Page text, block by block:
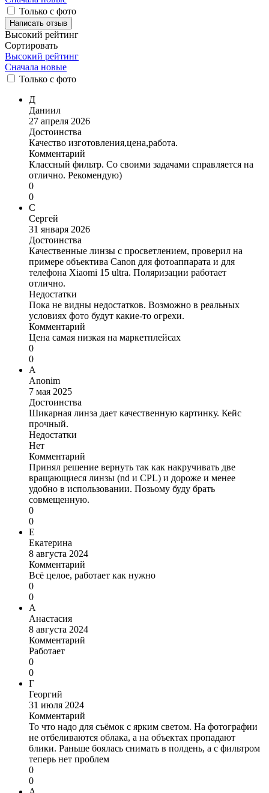
Только с фото
Написать отзыв
Высокий рейтинг
Сортировать
Высокий рейтинг
Сначала новые
Только с фото
Д
Даниил
27 апреля 2026
Достоинства
Качество изготовления,цена,работа.
Комментарий
Классный фильтр. Со своими задачами справляется на
отлично. Рекомендую)
0
0
С
Сергей
31 января 2026
Достоинства
Качественные линзы с просветлением, проверил на
примере объектива Canon для фотоаппарата и для
телефона Xiaomi 15 ultra. Поляризации работает
отлично.
Недостатки
Пока не видны недостатков. Возможно в реальных
условиях фото будут какие-то огрехи.
Комментарий
Цена самая низкая на маркетплейсах
0
0
A
Anonim
7 мая 2025
Достоинства
Шикарная линза дает качественную картинку. Кейс
прочный.
Недостатки
Нет
Комментарий
Принял решение вернуть так как накручивать две
вращающиеся линзы (nd и CPL) и дороже и менее
удобно в использовании. Позьому буду брать
совмещенную.
0
0
Е
Екатерина
8 августа 2024
Комментарий
Всё целое, работает как нужно
0
0
А
Анастасия
8 августа 2024
Комментарий
Работает
0
0
Г
Георгий
31 июля 2024
Комментарий
То что надо для съёмок с ярким светом. На фотографии
не отбеливаются облака, а на объектах пропадают
блики. Раньше боялась снимать в полдень, а с фильтром
теперь нет проблем
0
0